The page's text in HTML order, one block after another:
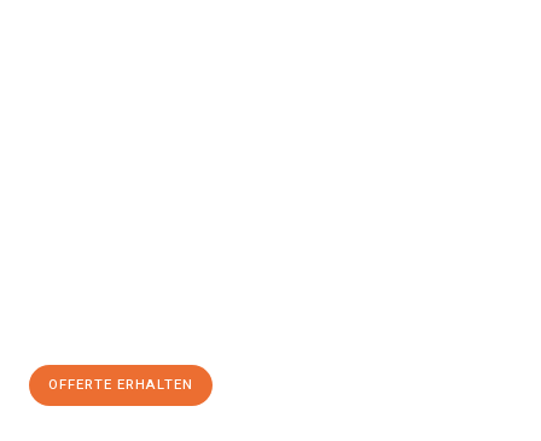
OFFERTE ERHALTEN